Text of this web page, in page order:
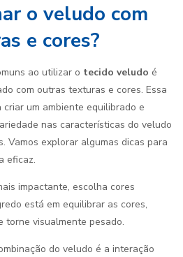
o veludo com
e cores?
ao utilizar o tecido veludo é
com outras texturas e cores. Essa
um ambiente equilibrado e
nas características do veludo
Vamos explorar algumas dicas para
eficaz.
impactante, escolha cores
está em equilibrar as cores,
torne visualmente pesado.
do veludo é a interação